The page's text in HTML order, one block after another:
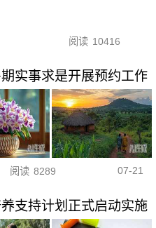
阅读 10416
实事求是开展预约工作
阅读 8289 07-21
支持计划正式启动实施